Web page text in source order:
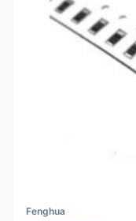
Fenghua